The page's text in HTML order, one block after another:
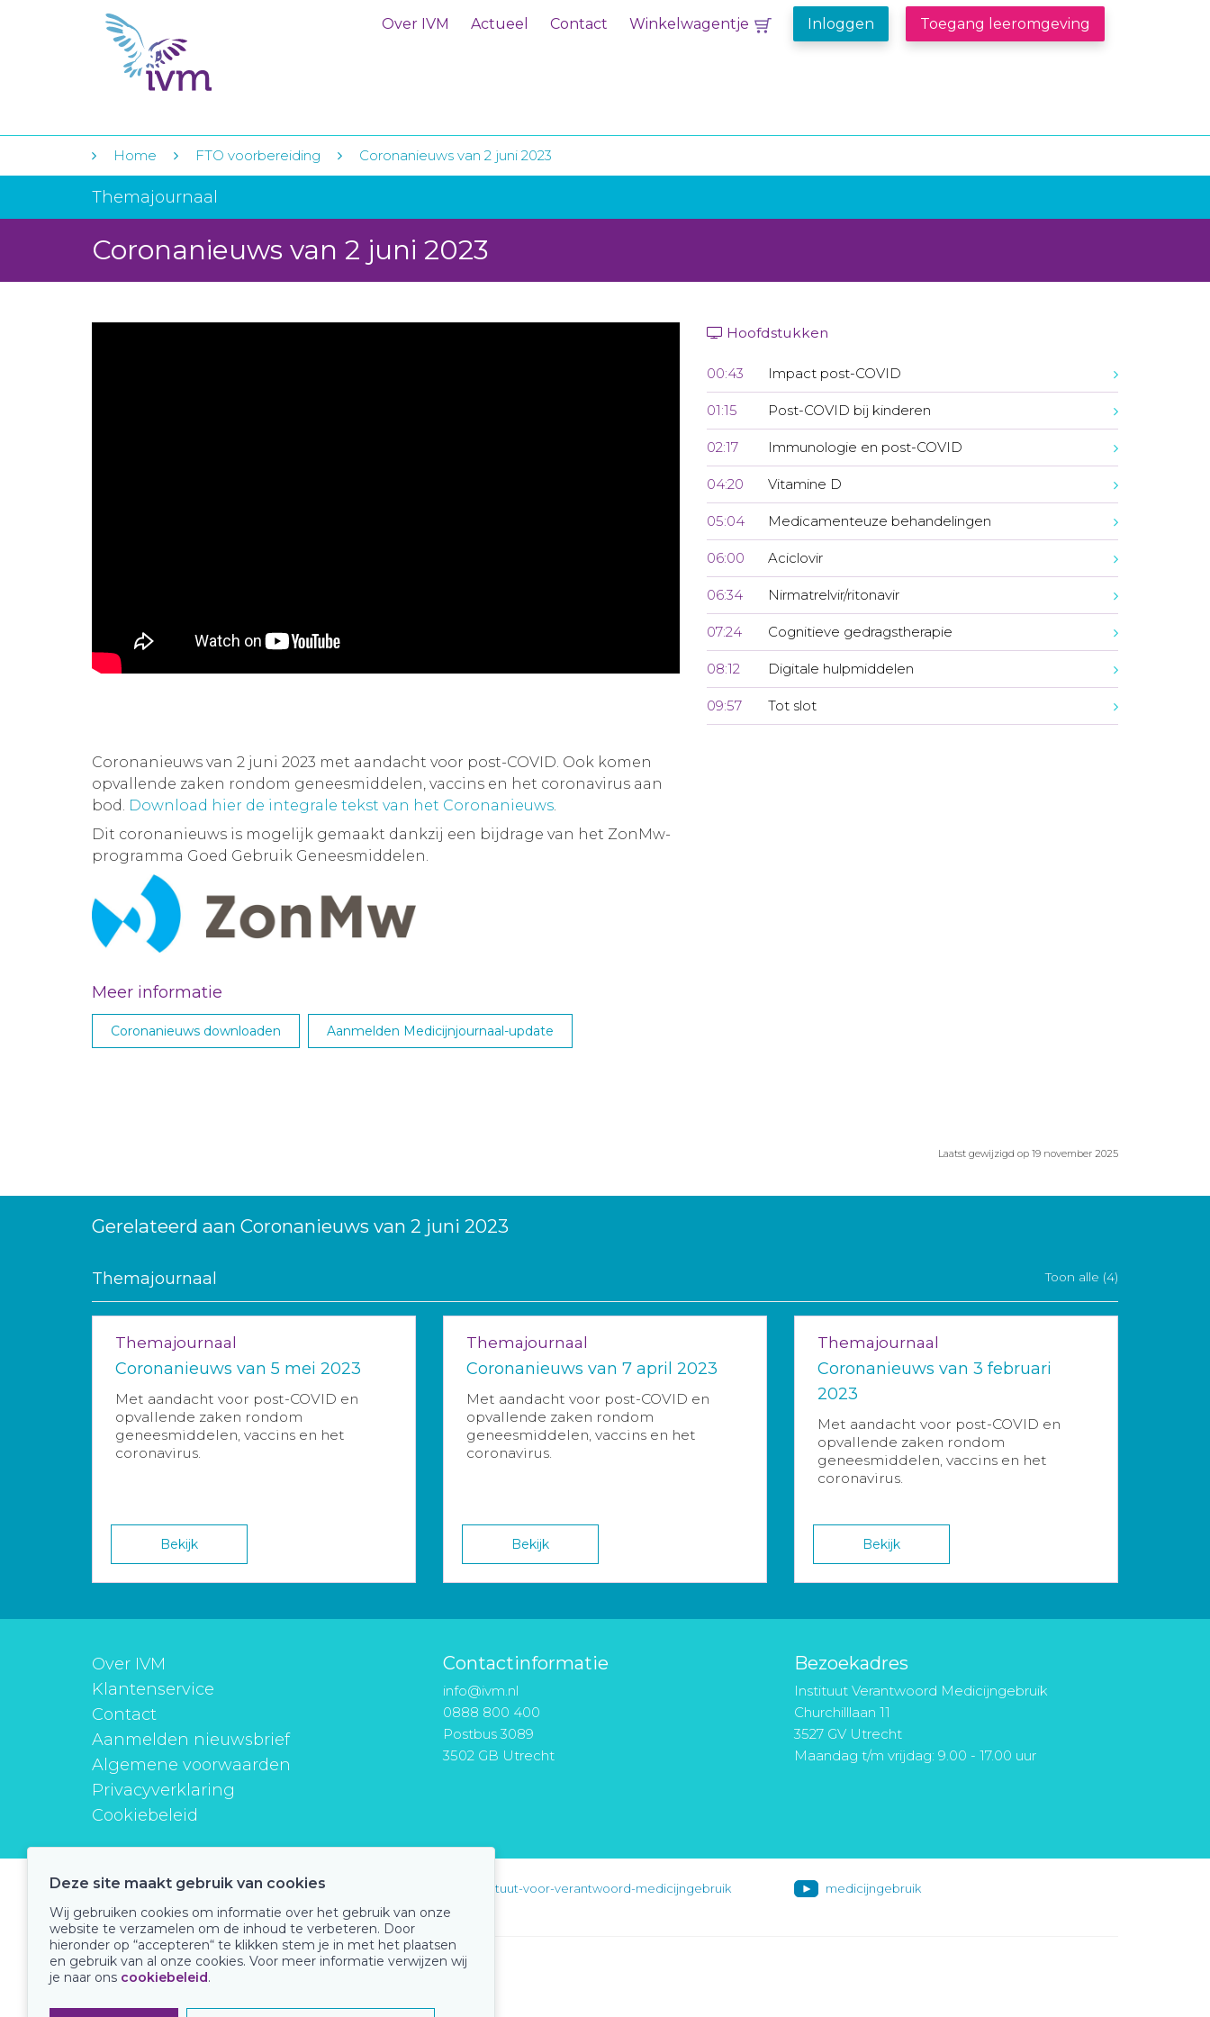
Over IVM Actueel Contact Winkelwagentje Inloggen Toegang leeromgeving
Home FTO voorbereiding Coronanieuws van 2 juni 2023
Themajournaal
Coronanieuws van 2 juni 2023
Hoofdstukken
00:43 Impact post-COVID
01:15 Post-COVID bij kinderen
02:17 Immunologie en post-COVID
04:20 Vitamine D
05:04 Medicamenteuze behandelingen
06:00 Aciclovir
06:34 Nirmatrelvir/ritonavir
07:24 Cognitieve gedragstherapie
08:12 Digitale hulpmiddelen
09:57 Tot slot
Coronanieuws van 2 juni 2023 met aandacht voor post-COVID. Ook komen
opvallende zaken rondom geneesmiddelen, vaccins en het coronavirus aan
bod. Download hier de integrale tekst van het Coronanieuws.
Dit coronanieuws is mogelijk gemaakt dankzij een bijdrage van het ZonMw-
programma Goed Gebruik Geneesmiddelen.
Meer informatie
Coronanieuws downloaden Aanmelden Medicijnjournaal-update
Laatst gewijzigd op 19 november 2025
Gerelateerd aan Coronanieuws van 2 juni 2023
Themajournaal Toon alle (4)
Themajournaal
Coronanieuws van 5 mei 2023
Met aandacht voor post-COVID en
opvallende zaken rondom
geneesmiddelen, vaccins en het
coronavirus.
Bekijk
Themajournaal
Coronanieuws van 7 april 2023
Met aandacht voor post-COVID en
opvallende zaken rondom
geneesmiddelen, vaccins en het
coronavirus.
Bekijk
Themajournaal
Coronanieuws van 3 februari
2023
Met aandacht voor post-COVID en
opvallende zaken rondom
geneesmiddelen, vaccins en het
coronavirus.
Bekijk
Over IVM
Klantenservice
Contact
Aanmelden nieuwsbrief
Algemene voorwaarden
Privacyverklaring
Cookiebeleid
Contactinformatie
info@ivm.nl
0888 800 400
Postbus 3089
3502 GB Utrecht
Bezoekadres
Instituut Verantwoord Medicijngebruik
Churchilllaan 11
3527 GV Utrecht
Maandag t/m vrijdag: 9.00 - 17.00 uur
instituutverantwoordmedicijngebruik instituut-voor-verantwoord-medicijngebruik medicijngebruik
Onze keurmerken
Deze site maakt gebruik van cookies
Wij gebruiken cookies om informatie over het gebruik van onze
website te verzamelen om de inhoud te verbeteren. Door
hieronder op “accepteren“ te klikken stem je in met het plaatsen
en gebruik van al onze cookies. Voor meer informatie verwijzen wij
je naar ons cookiebeleid.